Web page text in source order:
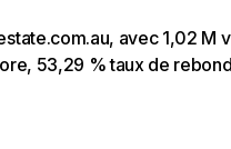
avec 1,02 M
53,29 % taux de